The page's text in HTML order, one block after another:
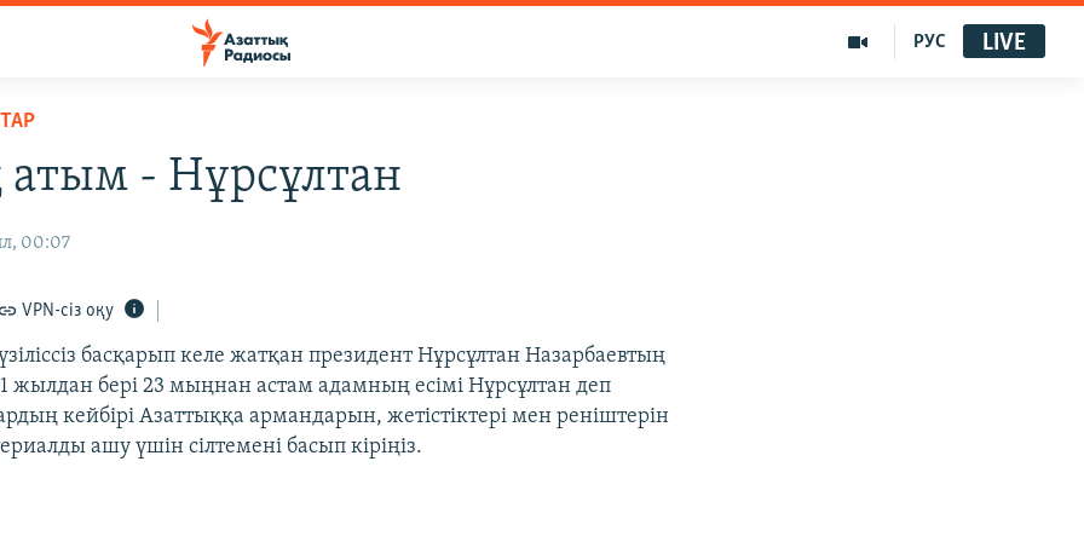
РУС LIVE
- Нұрсұлтан
00:07
VPN-сіз оқу
басқарып келе жатқан президент Нұрсұлтан Назарбаевтың
жылдан бері 23 мыңнан астам адамның есімі Нұрсұлтан деп
кейбірі Азаттыққа армандарын, жетістіктері мен реніштерін
ашу үшін сілтемені басып кіріңіз.